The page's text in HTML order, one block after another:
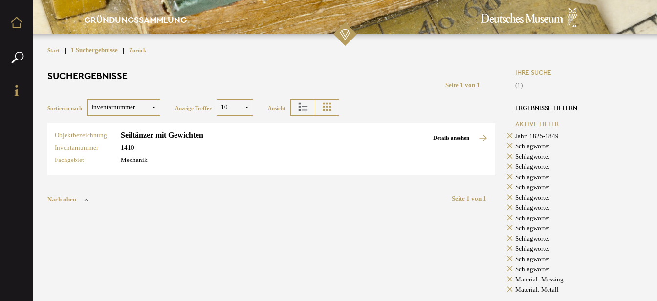
GRÜNDUNGSSAMMLUNG
Start | 1 Suchergebnisse | Zurück
SUCHERGEBNISSE
Seite 1 von 1
Sortieren nach Anzeige Treffer Ansicht
Objektbezeichnung Seiltänzer mit Gewichten
Inventarnummer
1410
Fachgebiet
Mechanik
Details ansehen
Nach oben Seite 1 von 1
IHRE SUCHE
(1)
ERGEBNISSE FILTERN
AKTIVE FILTER
Jahr: 1825-1849
Schlagworte:
Schlagworte:
Schlagworte:
Schlagworte:
Schlagworte:
Schlagworte:
Schlagworte:
Schlagworte:
Schlagworte:
Schlagworte:
Schlagworte:
Schlagworte:
Schlagworte:
Material: Messing
Material: Metall